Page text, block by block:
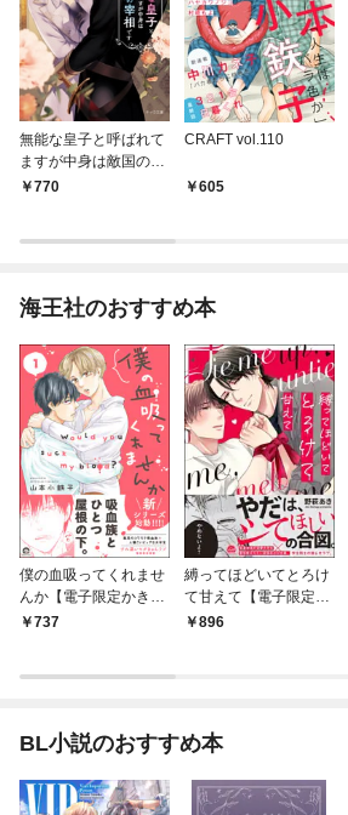
無能な皇子と呼ばれて
ますが中身は敵国の宰
相です
770
CRAFT vol.110
605
海王社のおすすめ本
僕の血吸ってくれませ
んか【電子限定かきお
ろし漫画付】 1
737
縛ってほどいてとろけ
て甘えて【電子限定か
きおろし漫画付】
896
BL小説のおすすめ本